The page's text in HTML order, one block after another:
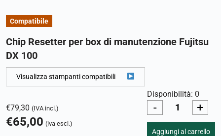
Compatibile
Chip Resetter per box di manutenzione Fujitsu
DX 100
Visualizza stampanti compatibili
€79,30 (IVA incl.)
€65,00 (iva escl.)
Disponibilità: 0
- +
Aggiungi al carrello